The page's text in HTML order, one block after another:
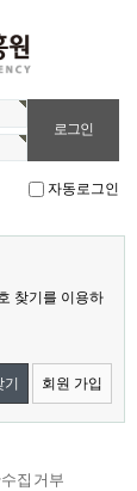
자동로그인
찾기를 이용하
회원 가입
집거부